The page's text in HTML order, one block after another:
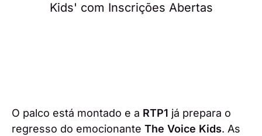
O palco está montado e a RTP1 já prepara o
regresso do emocionante The Voice Kids. As